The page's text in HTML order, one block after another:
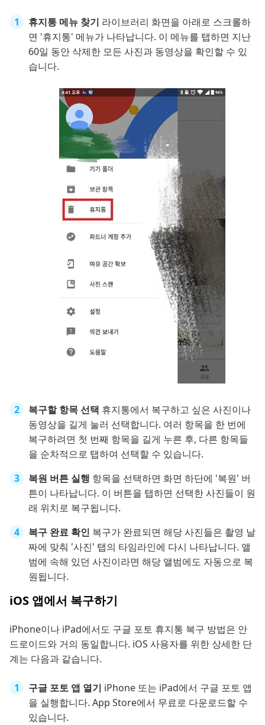
휴지통 메뉴 찾기 라이브러리 화면을 아래로 스크롤하
면 '휴지통' 메뉴가 나타납니다. 이 메뉴를 탭하면 지난
60일 동안 삭제한 모든 사진과 동영상을 확인할 수 있
습니다.
복구할 항목 선택 휴지통에서 복구하고 싶은 사진이나
동영상을 길게 눌러 선택합니다. 여러 항목을 한 번에
복구하려면 첫 번째 항목을 길게 누른 후, 다른 항목들
을 순차적으로 탭하여 선택할 수 있습니다.
복원 버튼 실행 항목을 선택하면 화면 하단에 '복원' 버
튼이 나타납니다. 이 버튼을 탭하면 선택한 사진들이 원
래 위치로 복구됩니다.
복구 완료 확인 복구가 완료되면 해당 사진들은 촬영 날
짜에 맞춰 '사진' 탭의 타임라인에 다시 나타납니다. 앨
범에 속해 있던 사진이라면 해당 앨범에도 자동으로 복
원됩니다.
iOS 앱에서 복구하기
iPhone이나 iPad에서도 구글 포토 휴지통 복구 방법은 안
드로이드와 거의 동일합니다. iOS 사용자를 위한 상세한 단
계는 다음과 같습니다.
구글 포토 앱 열기 iPhone 또는 iPad에서 구글 포토 앱
을 실행합니다. App Store에서 무료로 다운로드할 수
있습니다.